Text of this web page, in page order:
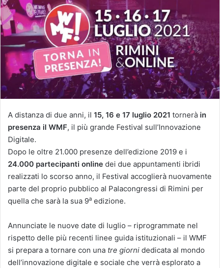
A distanza di due anni, il 15, 16 e 17 luglio 2021 tornerà in
presenza il WMF, il più grande Festival sull’Innovazione
Digitale.
Dopo le oltre 21.000 presenze dell’edizione 2019 e i
24.000 partecipanti online dei due appuntamenti ibridi
realizzati lo scorso anno, il Festival accoglierà nuovamente
parte del proprio pubblico al Palacongressi di Rimini per
quella che sarà la sua 9a edizione.
Annunciate le nuove date di luglio – riprogrammate nel
rispetto delle più recenti linee guida istituzionali – il WMF
si prepara a tornare con una tre giorni dedicata al mondo
dell’innovazione digitale e sociale che verrà esplorato a